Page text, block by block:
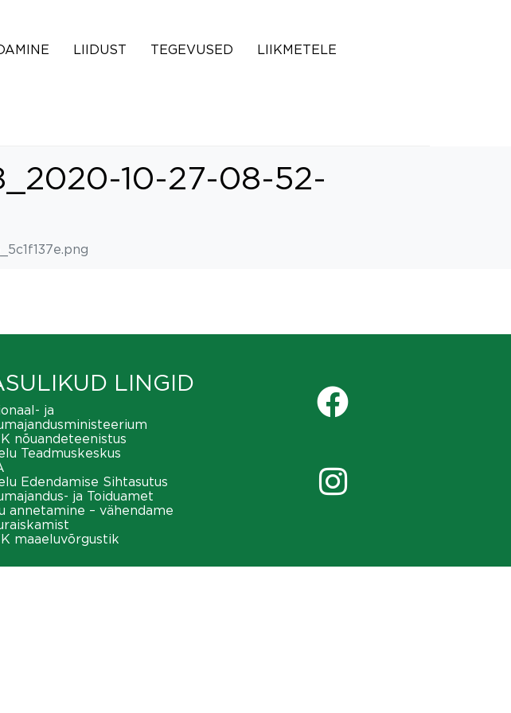
LIIDUST TEGEVUSED LIIKMETELE
10-27-08-52-
LINGID
ja
nõuandeteenistus
Teadmuskeskus
Edendamise Sihtasutus
ja Toiduamet
annetamine – vähendame
maaeluvõrgustik